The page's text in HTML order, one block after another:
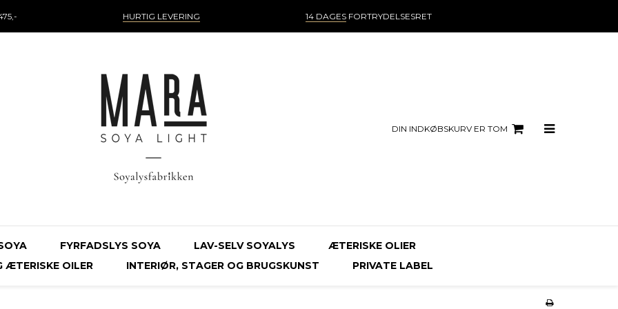
HURTIG LEVERING 14 DAGESFORTRYDELSESRET
DIN INDKØBSKURV ER TOM
FYRFADSLYS SOYA LAV-SELV SOYALYS
ÆTERISKE OLIER
ÆTERISKE OILER
INTERIØR, STAGER OG BRUGSKUNST PRIVATE LABEL